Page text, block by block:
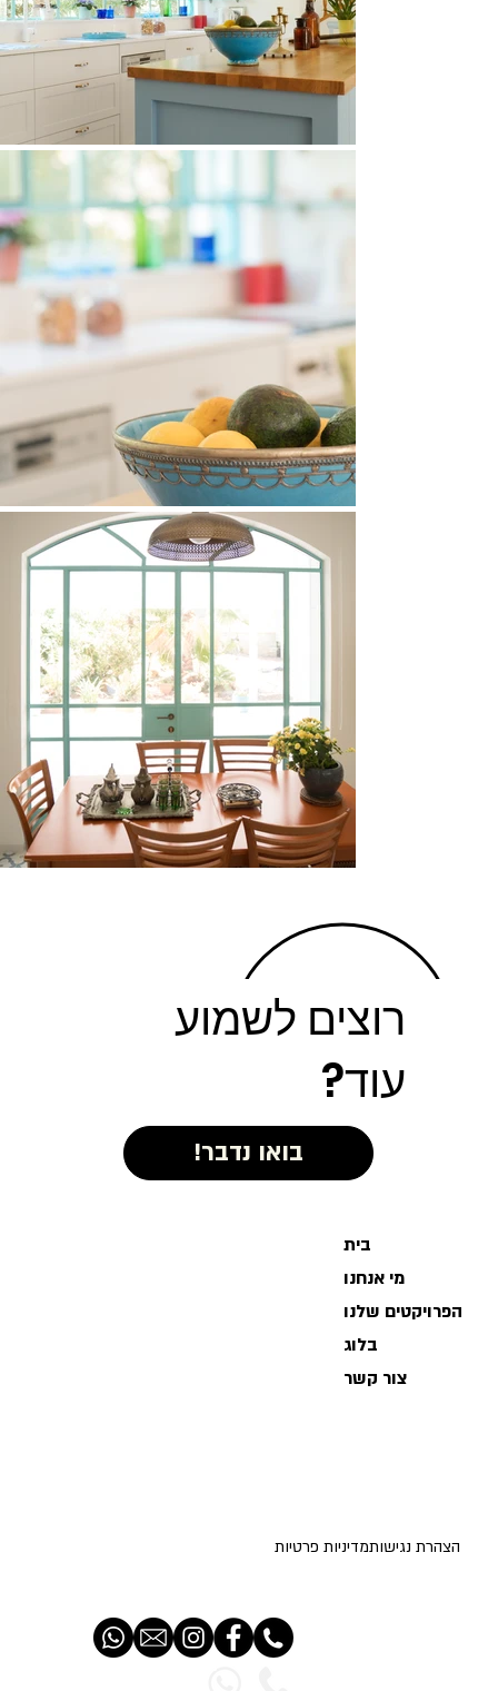
בית
מי אנחנו
הפרויקטים שלנו
בלוג
צור קשר
מדיניות פרטיותהצהרת נגישות
רוצים לשמוע
עוד?